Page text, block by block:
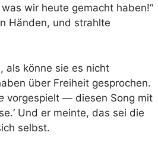
wir heute gemacht haben!“
Händen, und strahlte
als könne sie es nicht
über Freiheit gesprochen.
vorgespielt — diesen Song mit
Und er meinte, das sei die
selbst.